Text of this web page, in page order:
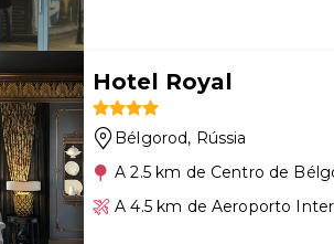
Hotel Royal
Bélgorod, Rússia
A 2.5 km de Centro de
A 4.5 km de Aeroporto